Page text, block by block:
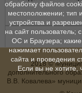
2018 ©
дополнительного
В.В. Ковалева»
обработку файлов
местоположении; тип
устройства и
на сайт пользователь;
ОС и Браузера;
нажимает
сайта и проведения
Если вы не